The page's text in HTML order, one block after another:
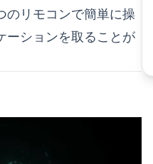
のリモコンで簡単に操
ーションを取ることが